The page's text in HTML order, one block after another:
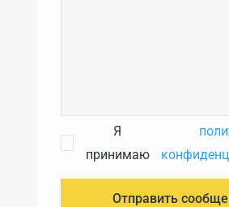
Я
принимаю
Отправить